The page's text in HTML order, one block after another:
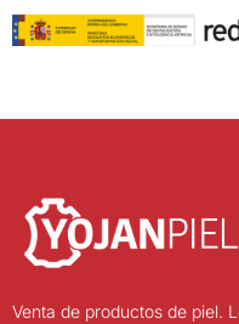
Venta de productos de piel.